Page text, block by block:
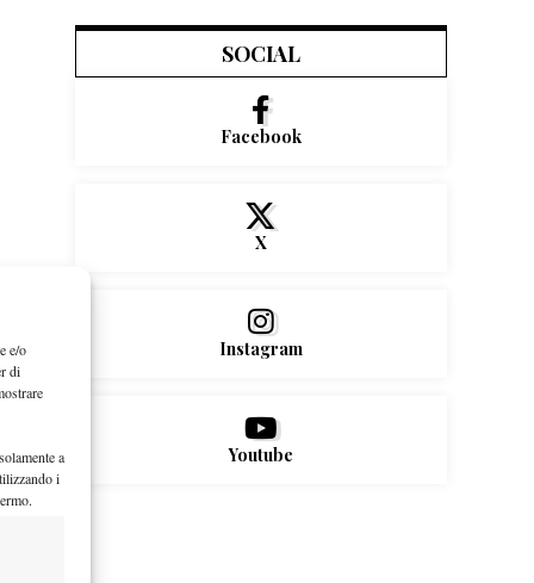
e/o
di
a
i
SOCIAL
Facebook
X
Instagram
Youtube